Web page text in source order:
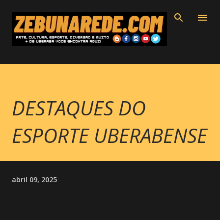
Pular para o conteúdo principal
DESTAQUES DO
ESPORTE UBERABENSE
abril 09, 2025